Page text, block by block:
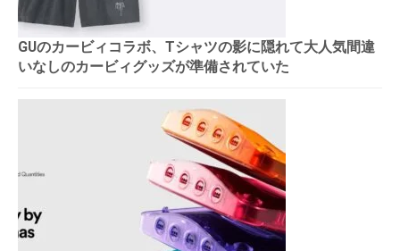
GUのカービィコラボ、Tシャツの影に隠れて大人気間違
いなしのカービィグッズが準備されていた